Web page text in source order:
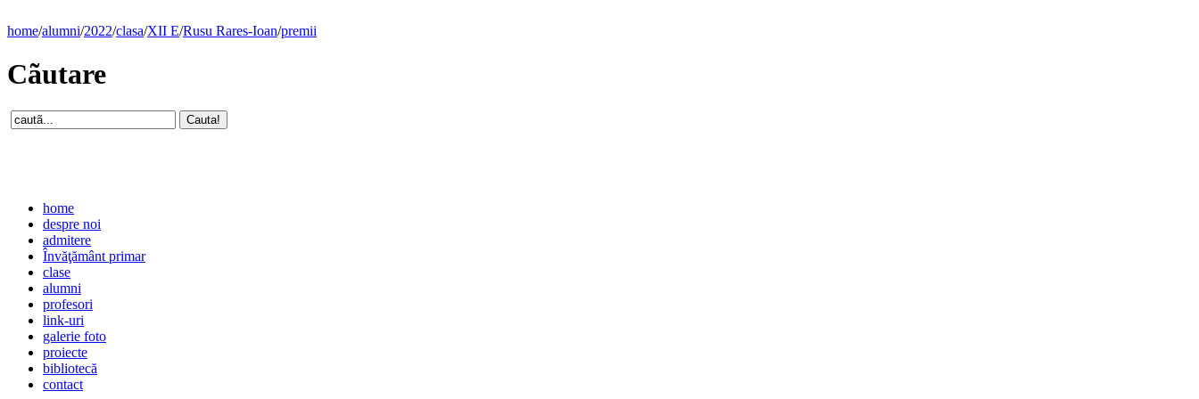
home/alumni/2022/clasa/XII E/Rusu Rares-Ioan/premii
Cãutare
home
despre noi
admitere
Învăţământ primar
clase
alumni
profesori
link-uri
galerie foto
proiecte
bibliotecă
contact